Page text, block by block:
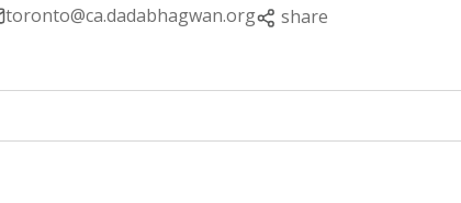
toronto@ca.dadabhagwan.org share